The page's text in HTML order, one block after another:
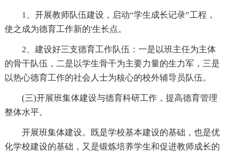
1、开展教师队伍建设，启动“学生成长记录”工程，
使之成为德育工作新的'生长点。
2、建设好三支德育工作队伍：一是以班主任为主体
的骨干队伍，二是以学生骨干为主要力量的生力军，三是
以热心德育工作的社会人士为核心的校外辅导员队伍。
(三)开展班集体建设与德育科研工作，提高德育管理
整体水平。
开展班集体建设。既是学校基本建设的基础，也是优
化学校建设的基础，又是锻炼培养学生和促进教师成长的